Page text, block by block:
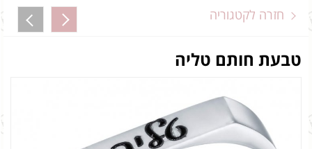
חזרה לקטגוריה
טבעת חותם טליה